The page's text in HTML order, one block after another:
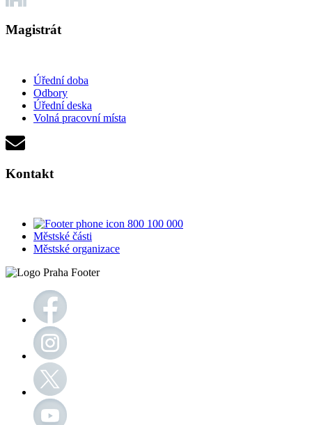
Magistrát
Úřední doba
Odbory
Úřední deska
Volná pracovní místa
Kontakt
800 100 000
Městské části
Městské organizace